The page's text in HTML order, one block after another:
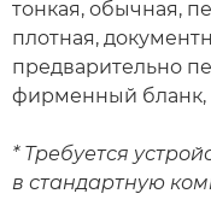
тонкая, обычная,
плотная,
предварительно
фирменный бланк,
* Требуется
в стандартную